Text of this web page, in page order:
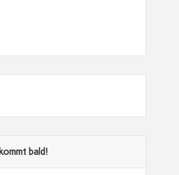
chei
REN!
eber
best
ehm
bald!